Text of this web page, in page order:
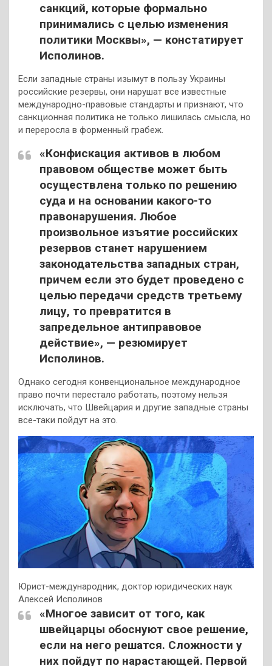
санкций, которые формально
принимались с целью изменения
политики Москвы», — констатирует
Исполинов.
Если западные страны изымут в пользу Украины
российские резервы, они нарушат все известные
международно-правовые стандарты и признают, что
санкционная политика не только лишилась смысла, но
и переросла в форменный грабеж.
«Конфискация активов в любом
правовом обществе может быть
осуществлена только по решению
суда и на основании какого-то
правонарушения. Любое
произвольное изъятие российских
резервов станет нарушением
законодательства западных стран,
причем если это будет проведено с
целью передачи средств третьему
лицу, то превратится в
запредельное антиправовое
действие», — резюмирует
Исполинов.
Однако сегодня конвенциональное международное
право почти перестало работать, поэтому нельзя
исключать, что Швейцария и другие западные страны
все-таки пойдут на это.
Юрист-международник, доктор юридических наук
Алексей Исполинов
«Многое зависит от того, как
швейцарцы обоснуют свое решение,
если на него решатся. Сложности у
них пойдут по нарастающей. Первой